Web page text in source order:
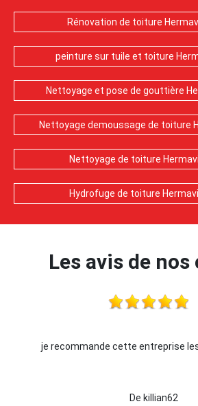
Rénovation de toiture
peinture sur tuile et toiture
Nettoyage et pose de gouttière
Nettoyage demoussage de toiture
Nettoyage de toiture
Hydrofuge de toiture
Les avis de
je recommande cette entreprise les
De killian62